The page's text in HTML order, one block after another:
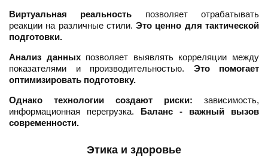
Виртуальная реальность позволяет отрабатывать
реакции на различные стили.Это ценно для тактической
подготовки.
Анализ данныхпозволяет выявлять корреляции между
показателями и производительностью. Это помогает
оптимизировать подготовку.
Однако технологии создают риски: зависимость,
информационная перегрузка. Баланс - важный вызов
современности.
Этика и здоровье